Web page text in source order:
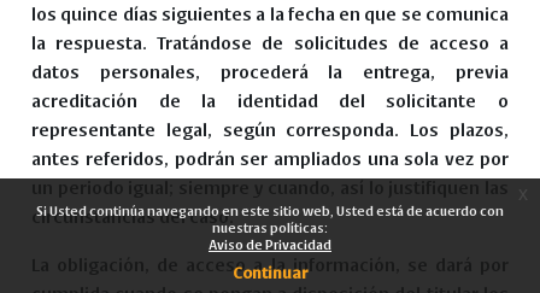
Si Usted continúa navegando en este sitio web, Usted está de acuerdo con
nuestras políticas:
Aviso de Privacidad
Continuar
los quince días siguientes a la fecha en que se comunica
la respuesta. Tratándose de solicitudes de acceso a
datos personales, procederá la entrega, previa
acreditación de la identidad del solicitante o
representante legal, según corresponda. Los plazos,
antes referidos, podrán ser ampliados una sola vez por
un periodo igual; siempre y cuando, así lo justifiquen las
circunstancias del caso.
La obligación, de acceso a la información, se dará por